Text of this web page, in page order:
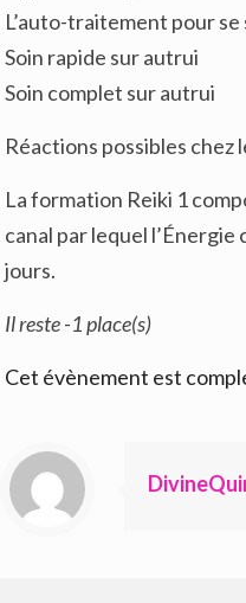
L’auto-traitement pour se
Soin rapide sur autrui
Soin complet sur autrui
Réactions possibles
La formation Reiki 1
canal par lequel l’Énergie
jours.
Il reste -1 place(s)
Cet évènement est